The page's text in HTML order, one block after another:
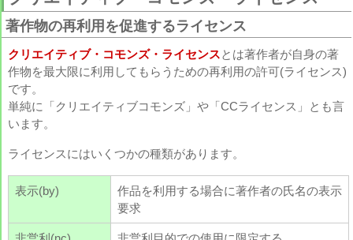
著作物の再利用を促進するライセンス
クリエイティブ・コモンズ・ライセンスとは著作者が自身の著
作物を最大限に利用してもらうための再利用の許可(ライセンス)
です。
単純に「クリエイティブコモンズ」や「CCライセンス」とも言
います。
ライセンスにはいくつかの種類があります。
表示(by)
作品を利用する場合に著作者の氏名の表示
要求